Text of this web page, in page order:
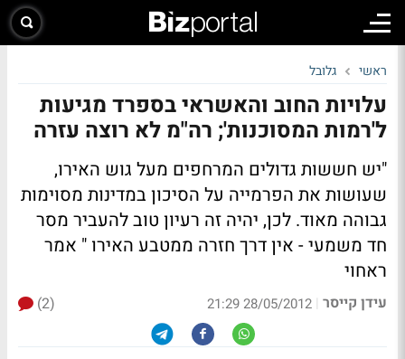
ראשי גלובל
עלויות החוב והאשראי בספרד מגיעות
ל'רמות המסוכנות'; רה"מ לא רוצה עזרה
"יש חששות גדולים המרחפים מעל גוש האירו,
שעושות את הפרמייה על הסיכון במדינות מסוימות
גבוהה מאוד. לכן, יהיה זה רעיון טוב להעביר מסר
חד משמעי - אין דרך חזרה ממטבע האירו " אמר
ראחוי
עידן קייסר |
28/05/2012 21:29
(2)